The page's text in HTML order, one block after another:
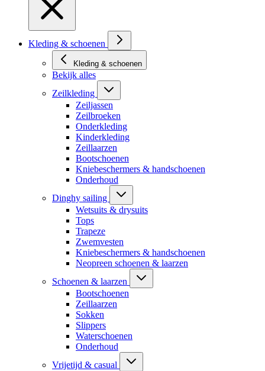
Kleding & schoenen
Kleding & schoenen
Bekijk alles
Zeilkleding
Zeiljassen
Zeilbroeken
Onderkleding
Kinderkleding
Zeillaarzen
Bootschoenen
Kniebeschermers & handschoenen
Onderhoud
Dinghy sailing
Wetsuits & drysuits
Tops
Trapeze
Zwemvesten
Kniebeschermers & handschoenen
Neopreen schoenen & laarzen
Schoenen & laarzen
Bootschoenen
Zeillaarzen
Sokken
Slippers
Waterschoenen
Onderhoud
Vrijetijd & casual